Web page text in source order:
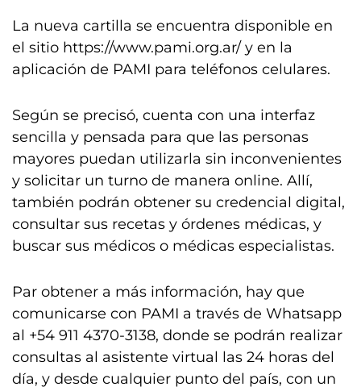
La nueva cartilla se encuentra disponible en
el sitio https://www.pami.org.ar/ y en la
aplicación de PAMI para teléfonos celulares.
Según se precisó, cuenta con una interfaz
sencilla y pensada para que las personas
mayores puedan utilizarla sin inconvenientes
y solicitar un turno de manera online. Allí,
también podrán obtener su credencial digital,
consultar sus recetas y órdenes médicas, y
buscar sus médicos o médicas especialistas.
Par obtener a más información, hay que
comunicarse con PAMI a través de Whatsapp
al +54 911 4370-3138, donde se podrán realizar
consultas al asistente virtual las 24 horas del
día, y desde cualquier punto del país, con un